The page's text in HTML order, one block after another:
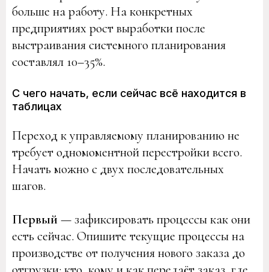
больше на работу. На конкретных
предприятиях рост выработки после
выстраивания системного планирования
составлял 10–35%.
С чего начать, если сейчас всё находится в
таблицах
Переход к управляемому планированию не
требует одномоментной перестройки всего.
Начать можно с двух последовательных
шагов.
Первый — зафиксировать процессы как они
есть сейчас. Опишите текущие процессы на
производстве от получения нового заказа до